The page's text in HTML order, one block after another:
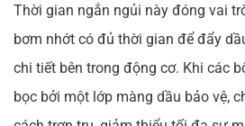
Thời gian ngắn ngủi này đóng vai
bơm nhớt có đủ thời gian để đẩy
chi tiết bên trong động cơ. Khi các
bọc bởi một lớp màng dầu bảo vệ,